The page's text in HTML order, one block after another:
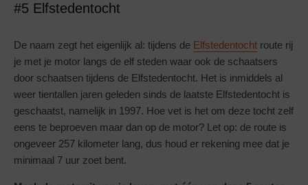
#5 Elfstedentocht
De naam zegt het eigenlijk al: tijdens de Elfstedentocht route rij
je met je motor langs de elf steden waar ook de schaatsers
door schaatsen tijdens de Elfstedentocht. Het is inmiddels al
weer tientallen jaren geleden sinds de laatste Elfstedentocht is
geschaatst, namelijk in 1997. Hoe vet is het om deze tocht zelf
eens te beproeven maar dan op de motor? Let op: de route is
ongeveer 257 kilometer lang, dus houd er rekening mee dat je
minimaal 7 uur zoet bent.